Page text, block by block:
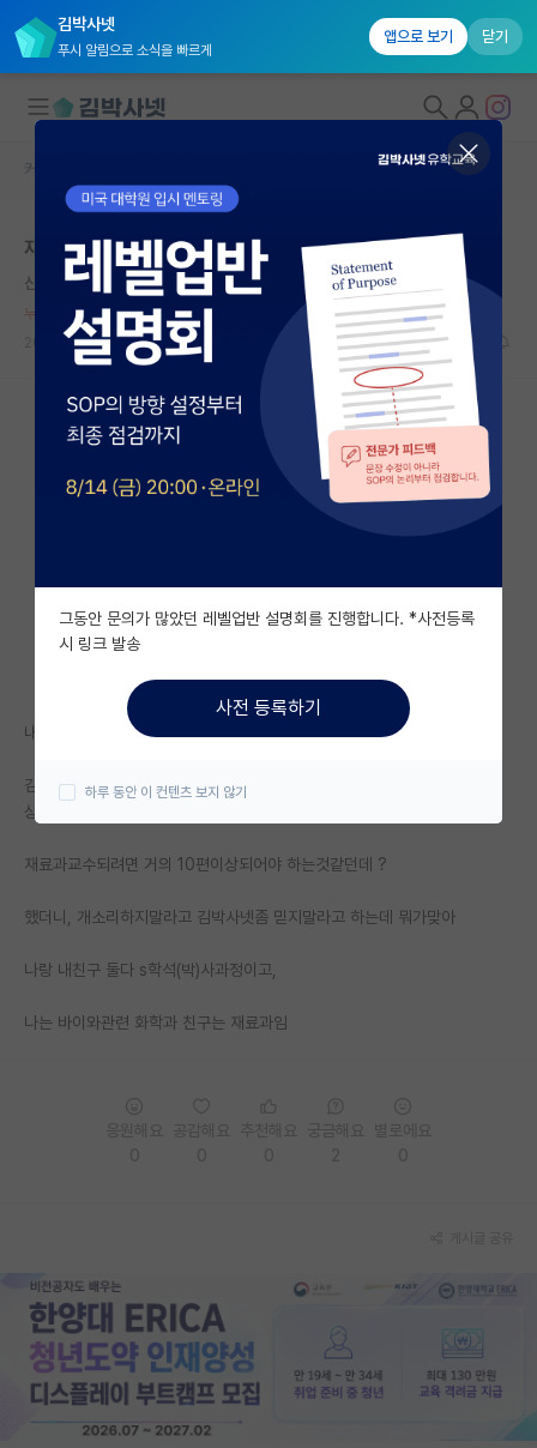
김박사넷
푸시 알림으로 소식을 빠르게
앱으로 보기 닫기
대학원생 모집
국내대학원 정보
연구실&오픈랩
커뮤니티
커뮤니티 홈
전체글보기
베스트 게시판
자유 게시판(아무개랩)
미국 유학 게시판
미국 대학원 합격 후기 게시판
대학원생 모집 게시판
연구실(PI) 홍보 게시판
석박사 채용 정보 게시판
임용 정보 게시판
학부 인턴 게시판
취업 게시판
장학금/장학생 게시판
학술 정보 게시판
홍보 게시판
커뮤니티 홈
재료과애들 논문 내기 쉬운거맞아 ?
산만한 루이 파스퇴르*
누적 신고가 20개 이상인 사용자입니다.
2023.06.02
10 5669
내 대학원먼저들어간 재료과인 친구한테,
김박사넷 보면 너희과는 IF 높은 것들만있고해서 박사졸업할때 IF 20이 이
상 평균 4~5편씩내는것같고,
재료과교수되려면 거의 10편이상되어야 하는것같던데 ?
했더니, 개소리하지말라고 김박사넷좀 믿지말라고 하는데 뭐가맞아
나랑 내친구 둘다 s학석(박)사과정이고,
나는 바이와관련 화학과 친구는 재료과임
그동안 문의가 많았던 레벨업반 설명회를 진행합니다. *사전등록
시 링크 발송
사전 등록하기
하루 동안 이 컨텐츠 보지 않기